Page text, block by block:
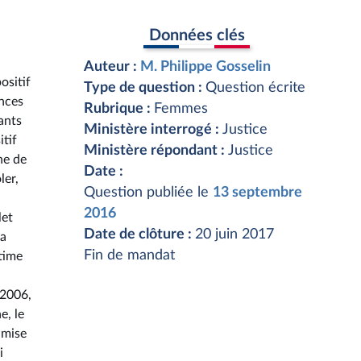
de
le
Données clés
Auteur : M. Philippe Gosselin
Type de question : Question écrite
Rubrique : Femmes
Ministère interrogé : Justice
Ministère répondant : Justice
Date :
Question publiée le 13 septembre
2016
Date de clôture : 20 juin 2017
Fin de mandat